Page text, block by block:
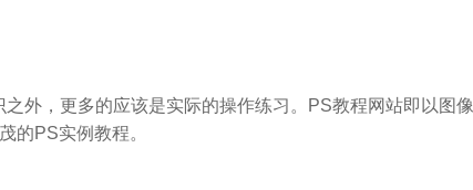
外，更多的应该是实际的操作练习。PS教程网站即以图像
的PS实例教程。